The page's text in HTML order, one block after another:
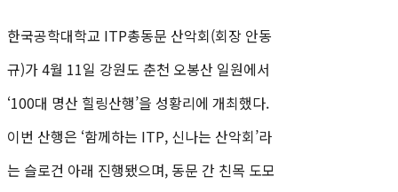
한국공학대학교 ITP총동문 산악회(회장 안동
규)가 4월 11일 강원도 춘천 오봉산 일원에서
‘100대 명산 힐링산행’을 성황리에 개최했다.
이번 산행은 ‘함께하는 ITP, 신나는 산악회’라
는 슬로건 아래 진행됐으며, 동문 간 친목 도모